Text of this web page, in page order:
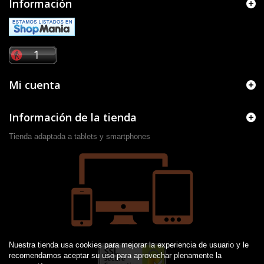
Nuestra tienda usa cookies para mejorar la experiencia de usuario y le
recomendamos aceptar su uso para aprovechar plenamente la
Información
Mi cuenta
Información de la tienda
Tienda adaptada a tablets y smartphones